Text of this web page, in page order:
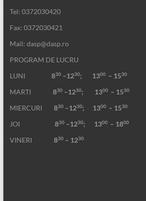
Tel: 0372030420
Fax: 0372030421
Mail: dasp@dasp.ro
PROGRAM DE LUCRU
LUNI
830–1230; 1300 – 1530
MARTI 830–1230; 1300 – 1530
MIERCURI 830–1230; 1300 – 1530
JOI 830–1230; 1300 – 1800
VINERI 830– 1230